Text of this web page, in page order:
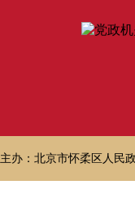
主办：北京市怀柔区人民